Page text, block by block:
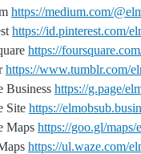
https://medium.com/
https://id.pinterest.com/
https://
https://www.tumblr.com/
Business https://g.page/
Site https://
Maps https://goo.gl/maps/
https://ul.waze.com/